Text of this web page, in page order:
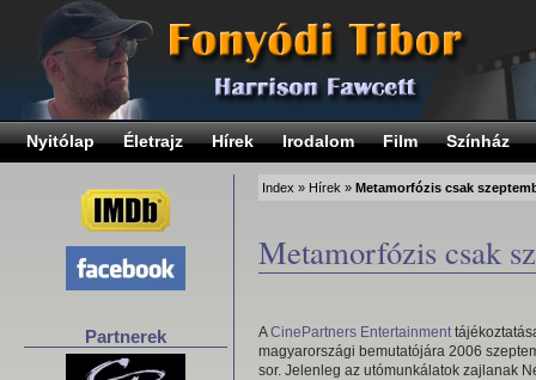
Nyitólap Életrajz Hírek Irodalom Film Színház
Partnerek
Index » Hírek » Metamorfózis csak
Metamorfózis csak
ACinePartners Entertainment
magyarországi bemutatójára 2006
sor. Jelenleg az utómunkálatok zajlanak